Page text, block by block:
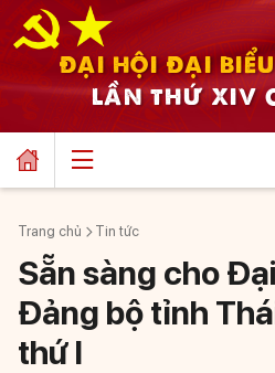
ĐẠI HỘI ĐẠI
LẦN THỨ XIV
Trang chủ Tin tức
Sẵn sàng cho
Đảng bộ tỉnh
thứ I